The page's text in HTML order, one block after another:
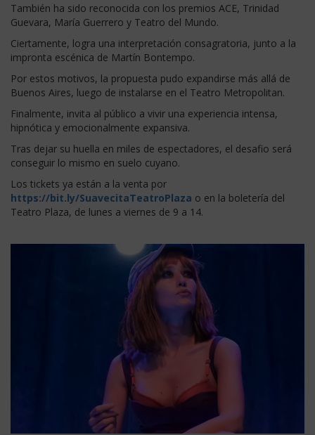
También ha sido reconocida con los premios ACE, Trinidad
Guevara, María Guerrero y Teatro del Mundo.
Ciertamente, logra una interpretación consagratoria, junto a la
impronta escénica de Martín Bontempo.
Por estos motivos, la propuesta pudo expandirse más allá de
Buenos Aires, luego de instalarse en el Teatro Metropolitan.
Finalmente, invita al público a vivir una experiencia intensa,
hipnótica y emocionalmente expansiva.
Tras dejar su huella en miles de espectadores, el desafio será
conseguir lo mismo en suelo cuyano.
Los tickets ya están a la venta por
https://bit.ly/SuavecitaTeatroPlaza o en la boletería del
Teatro Plaza, de lunes a viernes de 9 a 14.